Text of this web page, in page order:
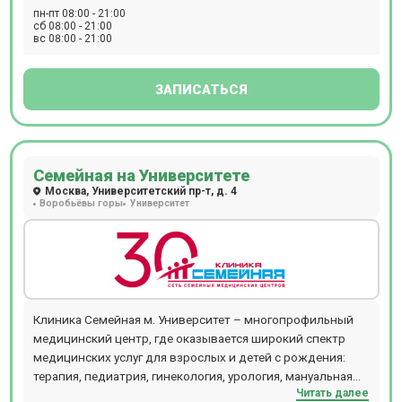
велика.
цистоскопию, ЭФГДС и другие. Прием происходит по
предварительной записи.
пн-пт 08:00 - 21:00
сб 08:00 - 21:00
вс 08:00 - 21:00
ЗАПИСАТЬСЯ
Семейная на Университете
Москва, Университетский пр-т, д. 4
Воробьёвы горы Университет
Клиника Семейная м. Университет – многопрофильный
медицинский центр, где оказывается широкий спектр
медицинских услуг для взрослых и детей с рождения:
терапия, педиатрия, гинекология, урология, мануальная
терапия, дерматология и косметология, проктология,
Читать далее